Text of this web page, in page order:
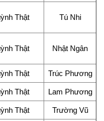
Thật Tú Nhi
Thật Nhật Ngân
Thật
Trúc Phương
Thật
Lam Phương
Thật
Trường Vũ